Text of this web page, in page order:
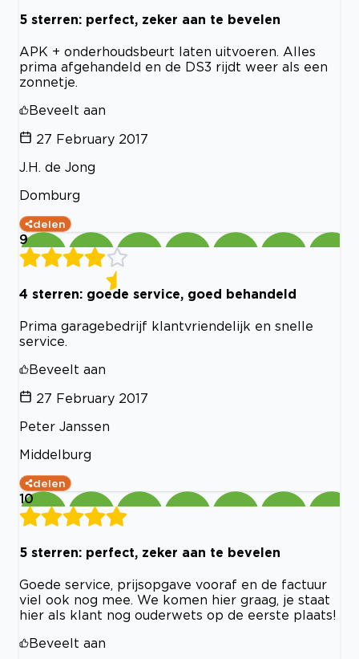
5 sterren: perfect, zeker aan te bevelen
APK + onderhoudsbeurt laten uitvoeren. Alles
prima afgehandeld en de DS3 rijdt weer als een
zonnetje.
Beveelt aan
27 February 2017
J.H. de Jong
Domburg
delen
9
4 sterren: goede service, goed behandeld
Prima garagebedrijf klantvriendelijk en snelle
service.
Beveelt aan
27 February 2017
Peter Janssen
Middelburg
delen
10
5 sterren: perfect, zeker aan te bevelen
Goede service, prijsopgave vooraf en de factuur
viel ook nog mee. We komen hier graag, je staat
hier als klant nog ouderwets op de eerste plaats!
Beveelt aan